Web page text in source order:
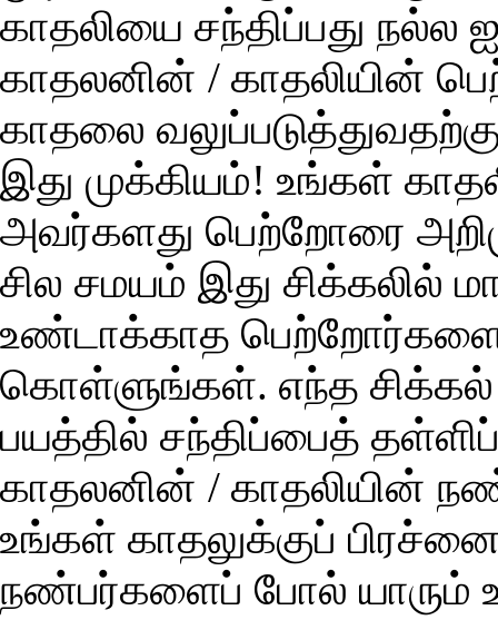
காதலியை சந்திப்பது நல்ல
காதலனின் / காதலியின்
காதலை
இது முக்கியம்! உங்கள்
அவர்களது பெற்றோரை
சில சமயம் இது சிக்கலில்
உண்டாக்காத பெற்றோர்களை
கொள்ளுங்கள். எந்த சிக்கல்
பயத்தில் சந்திப்பைத்
காதலனின் / காதலியின்
உங்கள் காதலுக்குப்
நண்பர்களைப் போல் யாரும்